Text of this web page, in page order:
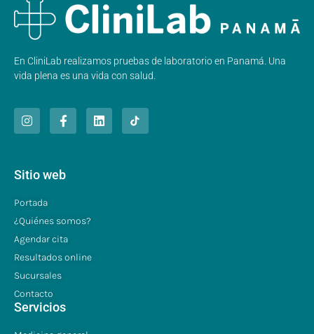
En CliniLab realizamos pruebas de laboratorio en Panamá. Una
vida plena es una vida con salud.
Sitio web
Portada
¿Quiénes somos?
Agendar cita
Resultados online
Sucursales
Contacto
Servicios